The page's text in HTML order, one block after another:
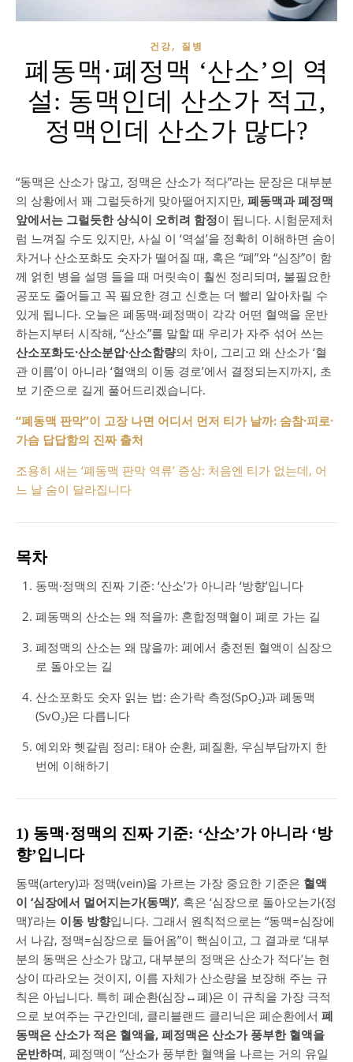
건강, 질병
폐동맥·폐정맥 ‘산소’의 역
설: 동맥인데 산소가 적고,
정맥인데 산소가 많다?
“동맥은 산소가 많고, 정맥은 산소가 적다”라는 문장은 대부분
의 상황에서 꽤 그럴듯하게 맞아떨어지지만, 폐동맥과 폐정맥
앞에서는 그럴듯한 상식이 오히려 함정이 됩니다. 시험문제처
럼 느껴질 수도 있지만, 사실 이 ‘역설’을 정확히 이해하면 숨이
차거나 산소포화도 숫자가 떨어질 때, 혹은 “폐”와 “심장”이 함
께 얽힌 병을 설명 들을 때 머릿속이 훨씬 정리되며, 불필요한
공포도 줄어들고 꼭 필요한 경고 신호는 더 빨리 알아차릴 수
있게 됩니다. 오늘은 폐동맥·폐정맥이 각각 어떤 혈액을 운반
하는지부터 시작해, “산소”를 말할 때 우리가 자주 섞어 쓰는
산소포화도·산소분압·산소함량의 차이, 그리고 왜 산소가 ‘혈
관 이름’이 아니라 ‘혈액의 이동 경로’에서 결정되는지까지, 초
보 기준으로 길게 풀어드리겠습니다.
“폐동맥 판막”이 고장 나면 어디서 먼저 티가 날까: 숨참·피로·
가슴 답답함의 진짜 출처
조용히 새는 ‘폐동맥 판막 역류’ 증상: 처음엔 티가 없는데, 어
느 날 숨이 달라집니다
목차
동맥·정맥의 진짜 기준: ‘산소’가 아니라 ‘방향’입니다
폐동맥의 산소는 왜 적을까: 혼합정맥혈이 폐로 가는 길
폐정맥의 산소는 왜 많을까: 폐에서 충전된 혈액이 심장으
로 돌아오는 길
산소포화도 숫자 읽는 법: 손가락 측정(SpO₂)과 폐동맥
(SvO₂)은 다릅니다
예외와 헷갈림 정리: 태아 순환, 폐질환, 우심부담까지 한
번에 이해하기
1) 동맥·정맥의 진짜 기준: ‘산소’가 아니라 ‘방
향’입니다
동맥(artery)과 정맥(vein)을 가르는 가장 중요한 기준은 혈액
이 ‘심장에서 멀어지는가(동맥)’, 혹은 ‘심장으로 돌아오는가(정
맥)’라는 이동 방향입니다. 그래서 원칙적으로는 “동맥=심장에
서 나감, 정맥=심장으로 들어옴”이 핵심이고, 그 결과로 ‘대부
분의 동맥은 산소가 많고, 대부분의 정맥은 산소가 적다’는 현
상이 따라오는 것이지, 이름 자체가 산소량을 보장해 주는 규
칙은 아닙니다. 특히 폐순환(심장↔폐)은 이 규칙을 가장 극적
으로 보여주는 구간인데, 클리블랜드 클리닉은 폐순환에서 폐
동맥은 산소가 적은 혈액을, 폐정맥은 산소가 풍부한 혈액을
운반하며, 폐정맥이 “산소가 풍부한 혈액을 나르는 거의 유일